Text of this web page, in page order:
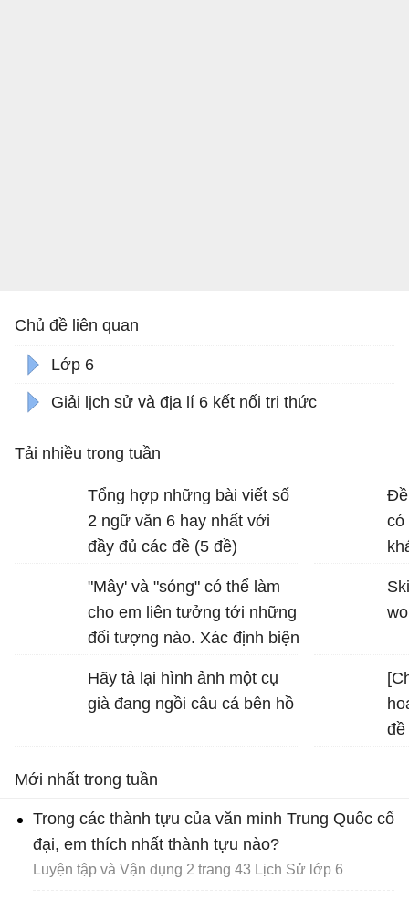
Chủ đề liên quan
Lớp 6
Giải lịch sử và địa lí 6 kết nối tri thức
Tải nhiều trong tuần
Tổng hợp những bài viết số
2 ngữ văn 6 hay nhất với
đầy đủ các đề (5 đề)
"Mây' và "sóng" có thể làm
cho em liên tưởng tới những
đối tượng nào. Xác định biện
trong hình ảnh "bình minh
vàng", "vầng trăng bạc" và
Hãy tả lại hình ảnh một cụ
già đang ngồi câu cá bên hồ
Đề
có
đề
Mới nhất trong tuần
Trong các thành tựu của văn minh Trung Quốc cổ
đại, em thích nhất thành tựu nào?
Luyện tập và Vận dụng 2 trang 43 Lịch Sử lớp 6